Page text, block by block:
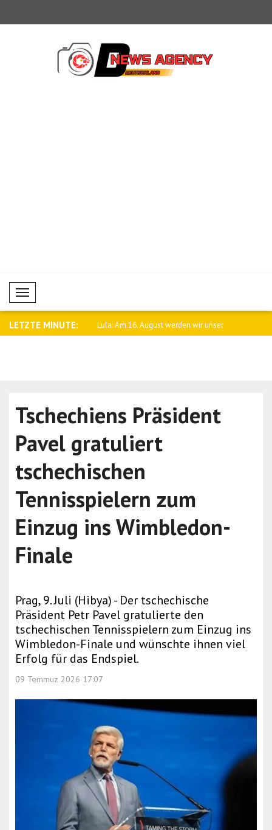
Mobil Menü
LETZTE MINUTE:
Außenministerium: Lula: Am 16. August werden wir unser
Tschechiens Präsident
Pavel gratuliert
tschechischen
Tennisspielern zum
Einzug ins Wimbledon-
Finale
Prag, 9. Juli (Hibya) - Der tschechische
Präsident Petr Pavel gratulierte den
tschechischen Tennisspielern zum Einzug ins
Wimbledon-Finale und wünschte ihnen viel
Erfolg für das Endspiel.
09 Temmuz 2026 17:07